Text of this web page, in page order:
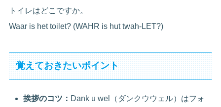
トイレはどこですか。
Waar is het toilet? (WAHR is hut twah-LET?)
覚えておきたいポイント
挨拶のコツ： Dank u wel（ダンクウウェル）はフォ